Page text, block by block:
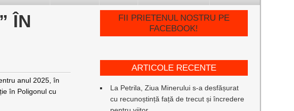
ÎN
anul 2025, în
în Poligonul cu
FII PRIETENUL NOSTRU PE
FACEBOOK!
ARTICOLE RECENTE
La Petrila, Ziua Minerului s-a desfășurat
cu recunoștință față de trecut și încredere